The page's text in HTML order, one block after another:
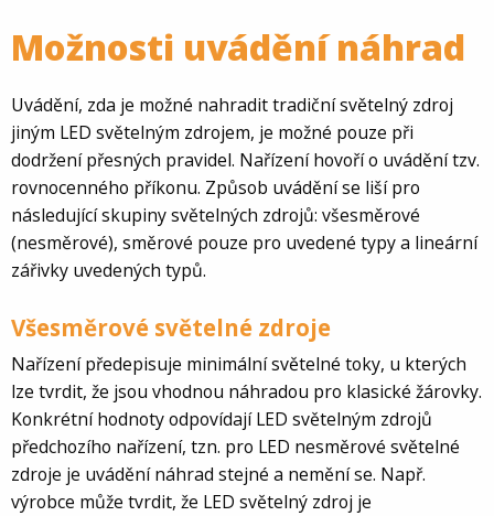
Možnosti uvádění náhrad
Uvádění, zda je možné nahradit tradiční světelný zdroj
jiným LED světelným zdrojem, je možné pouze při
dodržení přesných pravidel. Nařízení hovoří o uvádění tzv.
rovnocenného příkonu. Způsob uvádění se liší pro
následující skupiny světelných zdrojů: všesměrové
(nesměrové), směrové pouze pro uvedené typy a lineární
zářivky uvedených typů.
Všesměrové světelné zdroje
Nařízení předepisuje minimální světelné toky, u kterých
lze tvrdit, že jsou vhodnou náhradou pro klasické žárovky.
Konkrétní hodnoty odpovídají LED světelným zdrojů
předchozího nařízení, tzn. pro LED nesměrové světelné
zdroje je uvádění náhrad stejné a nemění se. Např.
výrobce může tvrdit, že LED světelný zdroj je